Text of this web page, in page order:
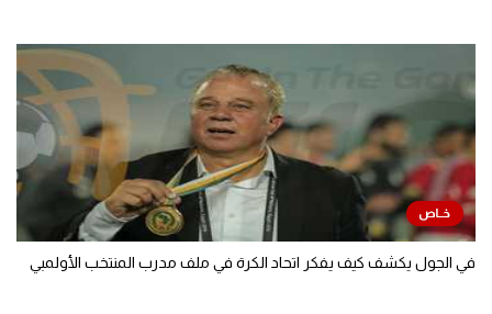
في الجول يكشف كيف يفكر اتحاد الكرة في ملف مدرب المنتخب الأولمبي